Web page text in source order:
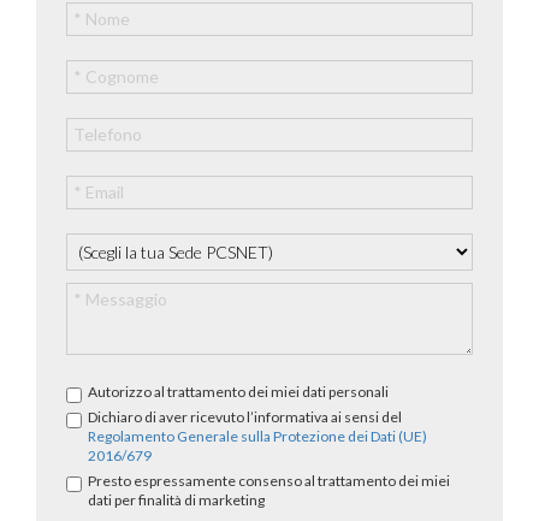
Autorizzo al trattamento dei miei dati personali
Dichiaro di aver ricevuto l’informativa ai sensi del
Regolamento Generale sulla Protezione dei Dati (UE)
2016/679
Presto espressamente consenso al trattamento dei miei
dati per finalità di marketing